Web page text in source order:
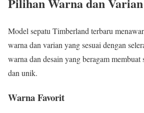
Model sepatu Timberland terbaru
warna dan varian yang sesuai dengan
warna dan desain yang beragam
dan unik.
Warna Favorit